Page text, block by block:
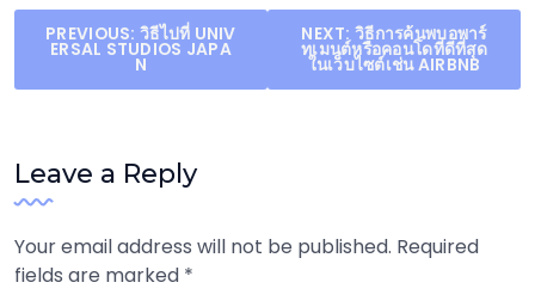
Post
navigation
PREVIOUS: วิธีไปที่ UNIV
ERSAL STUDIOS JAPA
N
NEXT:วิธีการค้นพบอพาร์
ทเมนต์หรือคอนโดที่ดีที่สุด
ในเว็บไซต์เช่น AIRBNB
Leave a Reply
Your email address will not be published. Required
fields are marked *